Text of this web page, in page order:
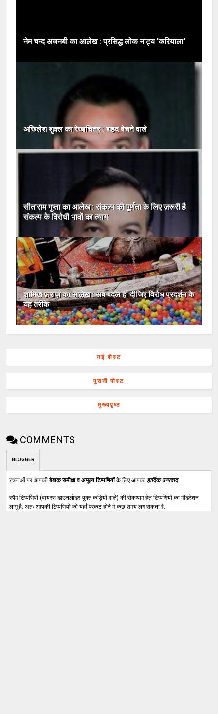
नेम चन्द अजनबी का आलेख : प्रसिद्ध लोक नाट्य 'करियाला'
अखिलेश शुक्ल का रेखाचित्र : शहद बेचने वाले
सीताराम गुप्ता का आलेख : संकल्‍प की पूर्णता के लिए ज़रूरी है
संकल्‍प के विरोधी भावों का त्‍याग
शामिख फ़राज़ का आलेख : अब बदल ही दीजिए विरोध प्रदर्शन के
यह तरीके
नई पोस्ट
पुरानी पोस्ट
मुख्यपृष्ठ
COMMENTS
BLOGGER
रचनाओं पर आपकीबेबाक समीक्षा व अमूल्य टिप्पणियोंके लिए आपका हार्दिक धन्यवाद.
स्पैम टिप्पणियों (वायरस डाउनलोडर युक्त कड़ियों वाले) की रोकथाम हेतु टिप्पणियों का मॉडरेशन
लागू है. अतः आपकी टिप्पणियों को यहाँ प्रकट होने में कुछ समय लग सकता है.